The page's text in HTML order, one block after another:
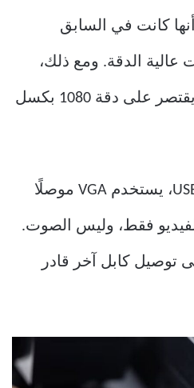
أنها كانت في السابق
عالية الدقة. ومع ذلك،
كان هذا المنفذ ضخمًا ويقتصر على دقة 1080 بكسل
على عكس HDMI أو USB-C، يستخدم VGA موصلًا
ينقل الفيديو فقط، وليس الصوت.
توصيل كابل آخر قادر